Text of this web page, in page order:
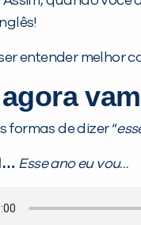
entender melhor
formas de dizer “
Esse ano eu vou…